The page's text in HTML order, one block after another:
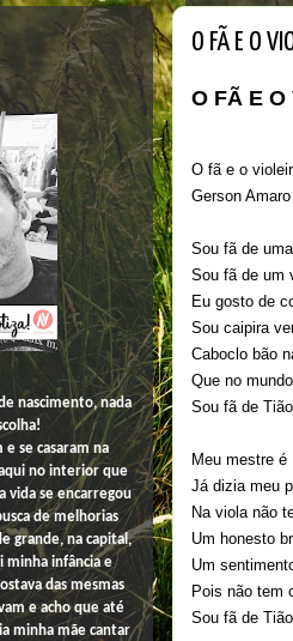
O FÃ E O
O FÃ E O
O fã e o
Gerson Amaro
Sou fã de
Sou fã de um
Eu gosto de
Sou caipira
Caboclo bão
Que no
Sou fã de
Meu mestre é
Já dizia meu
Na viola não
Um honesto
Um
Pois não tem
Sou fã de
nascimento, nada
e se casaram na
no interior que
vida se encarregou
de melhorias
grande, na capital,
minha infância e
das mesmas
e acho que até
minha mãe cantar